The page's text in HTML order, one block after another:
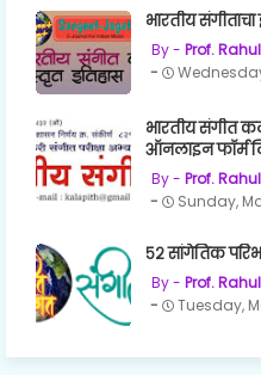
भारतीय संगीताचा
Prof.
भारतीय संगीत
ऑनलाइन फॉर्म
Prof.
Sunday,
५२ सांगेतिक
Prof.
Tuesday,